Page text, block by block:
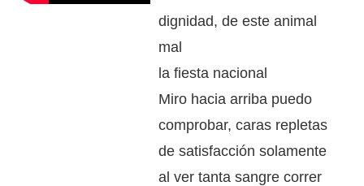
dignidad, de este animal
mal
la fiesta nacional
Miro hacia arriba puedo
comprobar, caras repletas
de satisfacción solamente
al ver tanta sangre correr